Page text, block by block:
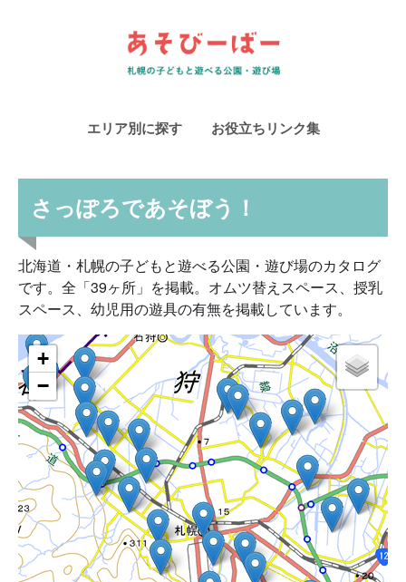
エリア別に探す お役立ちリンク集
さっぽろであそぼう！
北海道・札幌の子どもと遊べる公園・遊び場のカタログ
です。全「39ヶ所」を掲載。オムツ替えスペース、授乳
スペース、幼児用の遊具の有無を掲載しています。
+
−